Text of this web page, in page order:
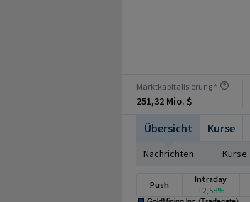
Marktkapitalisierung *
251,32 Mio. $
Übersicht Kurse
Nachrichten Kurse
Push
Intraday
+2,58%